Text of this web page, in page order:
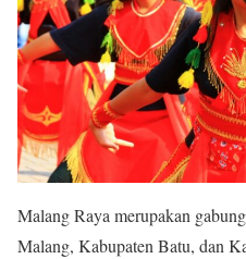
Malang Raya merupakan
Malang, Kabupaten Batu, dan